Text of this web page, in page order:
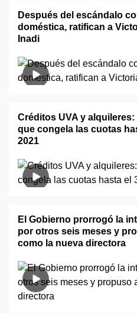
Después del escándalo
doméstica, ratifican a
Inadi
Créditos UVA y
que congela las cuotas
2021
El Gobierno prorrogó la
por otros seis meses y
como la nueva directora